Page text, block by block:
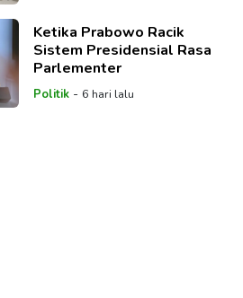
Ketika Prabowo Racik
Sistem Presidensial Rasa
Parlementer
Politik- 6 hari lalu